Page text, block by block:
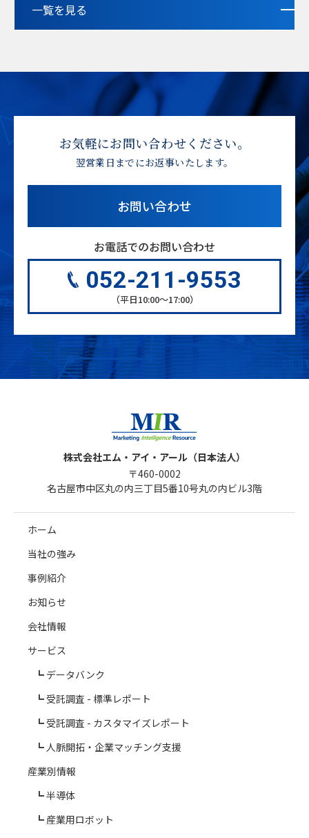
一覧を見る
お気軽にお問い合わせください。
翌営業日までにお返事いたします。
お問い合わせ
お電話でのお問い合わせ
052-211-9553
（平日10:00〜17:00）
株式会社エム・アイ・アール（日本法人）
〒460-0002
名古屋市中区丸の内三丁目5番10号丸の内ビル3階
ホーム
当社の強み
事例紹介
お知らせ
会社情報
サービス
データバンク
受託調査 - 標準レポート
受託調査 - カスタマイズレポート
人脈開拓・企業マッチング支援
産業別情報
半導体
産業用ロボット